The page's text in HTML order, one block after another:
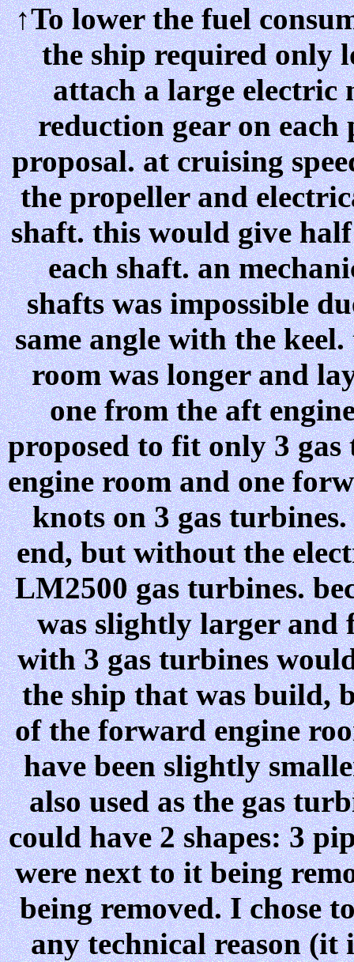
↑To lower the fuel
the ship required only
attach a large electric
reduction gear on
proposal. at cruising
the propeller and
shaft. this would give
each shaft. an
shafts was impossible
same angle with the
room was longer and
one from the aft
proposed to fit only 3
engine room and one
knots on 3 gas
end, but without the
LM2500 gas turbines.
was slightly larger and
with 3 gas turbines
the ship that was build,
of the forward engine
have been slightly
also used as the gas
could have 2 shapes: 3
were next to it being
being removed. I chose
any technical reason (it